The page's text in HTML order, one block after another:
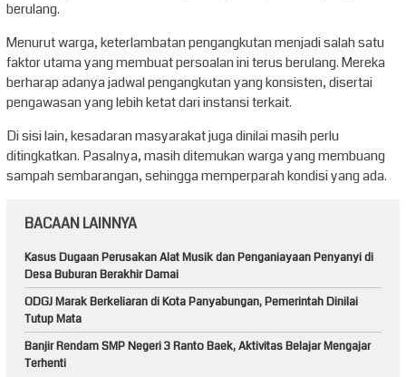
berulang.
Menurut warga, keterlambatan pengangkutan menjadi salah satu
faktor utama yang membuat persoalan ini terus berulang. Mereka
berharap adanya jadwal pengangkutan yang konsisten, disertai
pengawasan yang lebih ketat dari instansi terkait.
Di sisi lain, kesadaran masyarakat juga dinilai masih perlu
ditingkatkan. Pasalnya, masih ditemukan warga yang membuang
sampah sembarangan, sehingga memperparah kondisi yang ada.
BACAAN LAINNYA
Kasus Dugaan Perusakan Alat Musik dan Penganiayaan Penyanyi di
Desa Buburan Berakhir Damai
ODGJ Marak Berkeliaran di Kota Panyabungan, Pemerintah Dinilai
Tutup Mata
Banjir Rendam SMP Negeri 3 Ranto Baek, Aktivitas Belajar Mengajar
Terhenti